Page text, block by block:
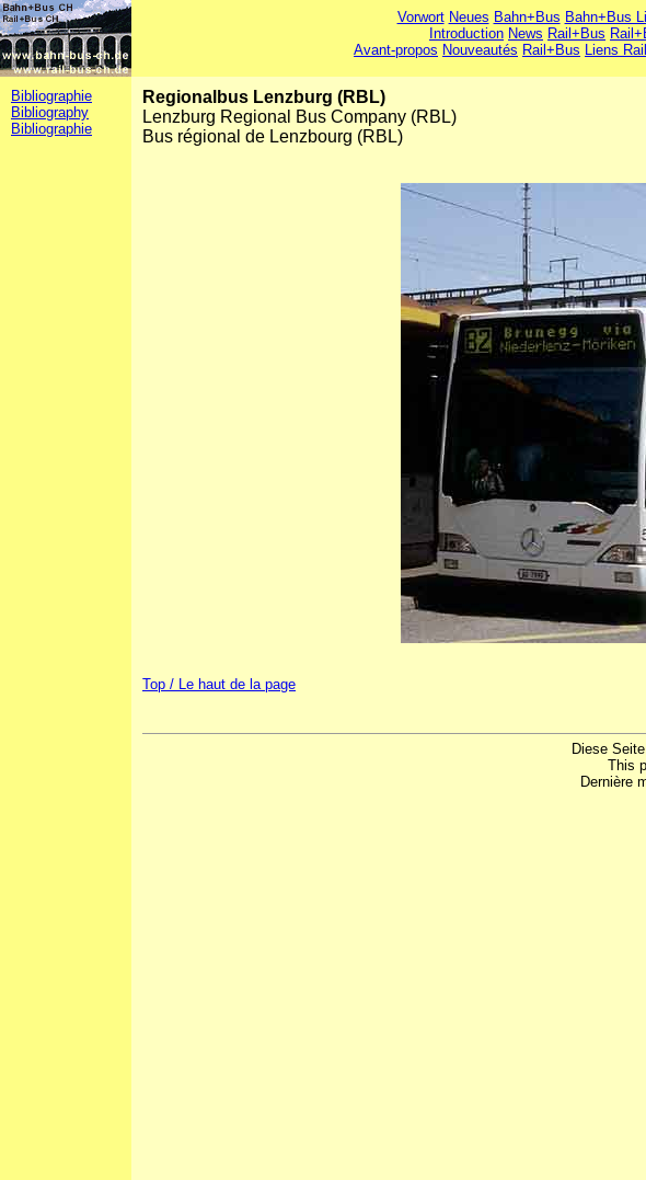
Vorwort Neues Bahn+Bus Bahn+Bus
Introduction News Rail+Bus
Avant-propos Nouveautés Rail+Bus Liens
Bibliographie
Bibliography
Bibliographie
Regionalbus Lenzburg (RBL)
Lenzburg Regional Bus Company (RBL)
Bus régional de Lenzbourg (RBL)
Top / Le haut de la page
Diese
This
Dernière